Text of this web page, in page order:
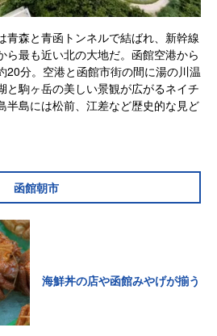
青森と青函トンネルで結ばれ、新幹線
ら最も近い北の大地だ。函館空港から
20分。空港と函館市街の間に湯の川温
と駒ヶ岳の美しい景観が広がるネイチ
半島には松前、江差など歴史的な見ど
函館朝市
海鮮丼の店や函館みやげが揃う